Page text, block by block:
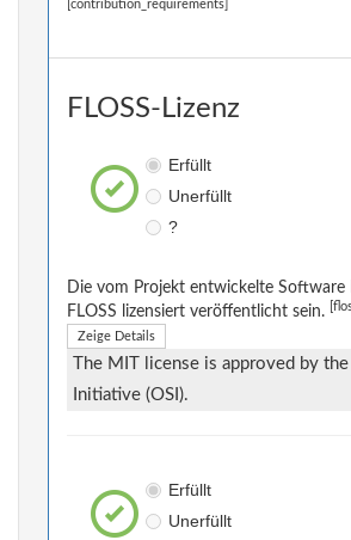
[contribution_requirements]
FLOSS-Lizenz
Erfüllt
Unerfüllt
?
Die vom Projekt entwickelte Software
FLOSS lizensiert veröffentlicht sein.
Zeige Details
The MIT license is approved by
Initiative (OSI).
Erfüllt
Unerfüllt